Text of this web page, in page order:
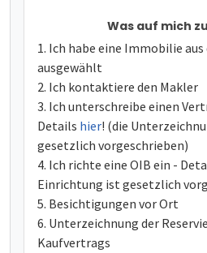
Was auf mich
Ich habe eine Immobilie
ausgewählt
Ich kontaktiere den Makler
Ich unterschreibe einen
Details hier! (die
gesetzlich vorgeschrieben)
Ich richte eine OIB ein -
Einrichtung ist gesetzlich
Besichtigungen vor Ort
Unterzeichnung der
Kaufvertrags